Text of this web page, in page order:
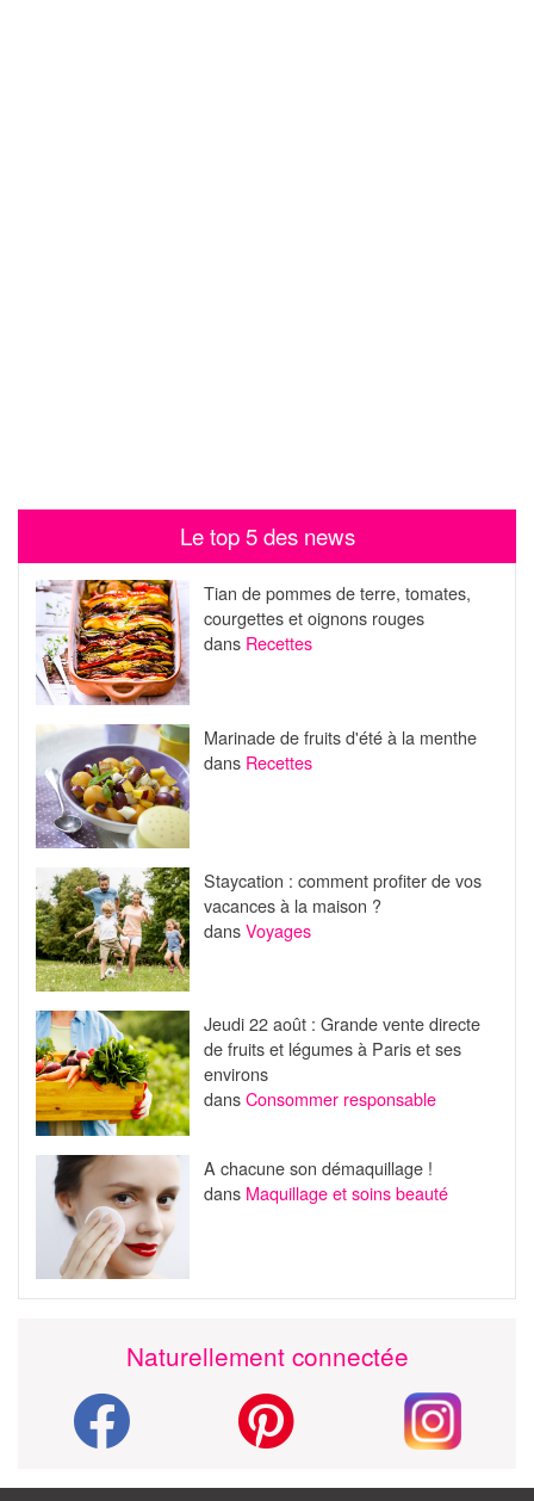
Le top 5 des news
Tian de pommes de terre, tomates,
courgettes et oignons rouges
dans Recettes
Marinade de fruits d'été à la menthe
dans Recettes
Staycation : comment profiter de vos
vacances à la maison ?
dansVoyages
Jeudi 22 août : Grande vente directe
de fruits et légumes à Paris et ses
environs
dansConsommer responsable
A chacune son démaquillage !
dans Maquillage et soins beauté
Naturellement connectée